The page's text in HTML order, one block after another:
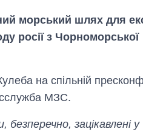
морський шлях для
росії з Чорноморської
на спільній
МЗС.
безперечно, зацікавлені у